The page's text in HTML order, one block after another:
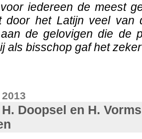
iedereen de meest
door het Latijn veel van
de gelovigen die de
als bisschop gaf het
Doopsel en H.